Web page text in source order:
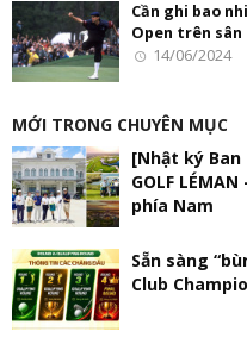
Cần ghi bao
Open trên sân
14/06/2024
MỚI TRONG CHUYÊN MỤC
[Nhật ký Ban
GOLF
phía Nam
Sẵn sàng
Club